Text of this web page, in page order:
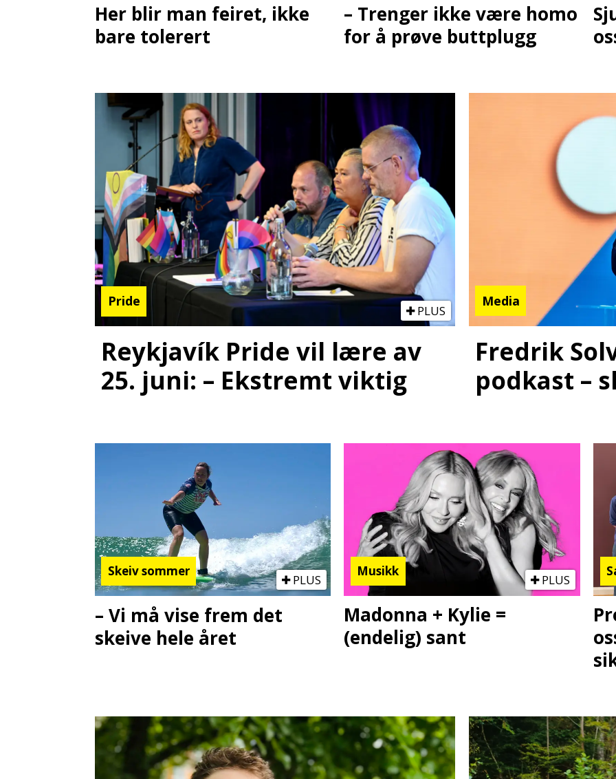
Her blir man feiret, ikke
bare tolerert
– Trenger ikke være homo
for å prøve buttplugg
Pride
PLUS
Reykjavík Pride vil lære av
25. juni: – Ekstremt viktig
Media
Fredrik
podkast –
Skeiv sommer
PLUS
– Vi må vise frem det
skeive hele året
Musikk
PLUS
Madonna + Kylie =
(endelig) sant